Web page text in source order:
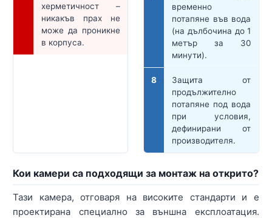
херметичност –
никакъв прах не
може да проникне
в корпуса.
временно
потапяне във вода
(на дълбочина до 1
метър за 30
минути).
8
Защита от
продължително
потапяне под вода
при условия,
дефинирани от
производителя.
Кои камери са подходящи за монтаж на открито?
Тази камера, отговаря на високите стандарти и е
проектирана специално за външна експлоатация.